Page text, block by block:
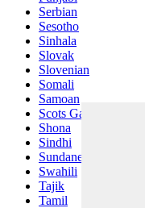
Serbian
Sesotho
Sinhala
Slovak
Slovenian
Somali
Samoan
Scots Gaelic
Shona
Sindhi
Sundanese
Swahili
Tajik
Tamil